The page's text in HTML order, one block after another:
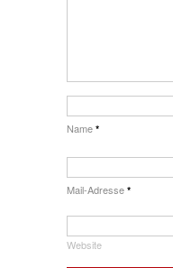
Name *
Mail-Adresse *
Website